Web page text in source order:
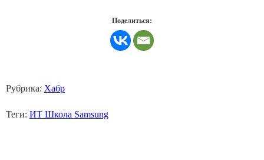
Поделиться:
Рубрика: Хабр
Теги: ИТ Школа Samsung